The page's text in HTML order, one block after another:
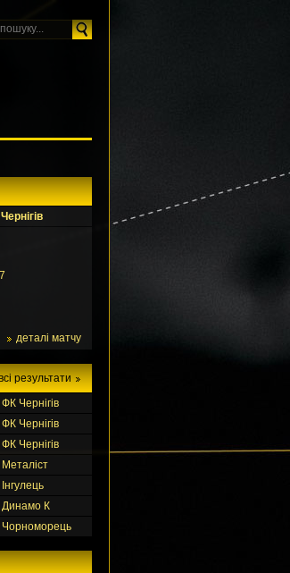
деталі матчу
результати
ФК Чернігів
ФК Чернігів
ФК Чернігів
Металіст
Інгулець
Динамо К
Чорноморець